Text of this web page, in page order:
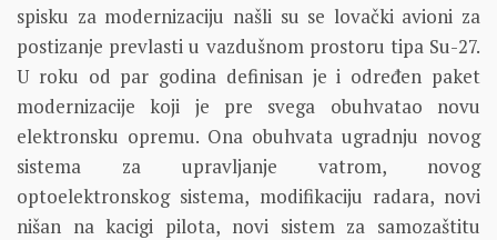
spisku za modernizaciju našli su se lovački avioni za
postizanje prevlasti u vazdušnom prostoru tipa Su-27.
U roku od par godina definisan je i određen paket
modernizacije koji je pre svega obuhvatao novu
elektronsku opremu. Ona obuhvata ugradnju novog
sistema za upravljanje vatrom, novog
optoelektronskog sistema, modifikaciju radara, novi
nišan na kacigi pilota, novi sistem za samozaštitu